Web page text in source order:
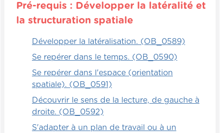
Pré-requis : Développer la latéralité et
la structuration spatiale
Développer la latéralisation. (OB_0589)
Se repérer dans le temps. (OB_0590)
Se repérer dans l'espace (orientation
spatiale). (OB_0591)
Découvrir le sens de la lecture, de gauche à
droite. (OB_0592)
S'adapter à un plan de travail ou à un